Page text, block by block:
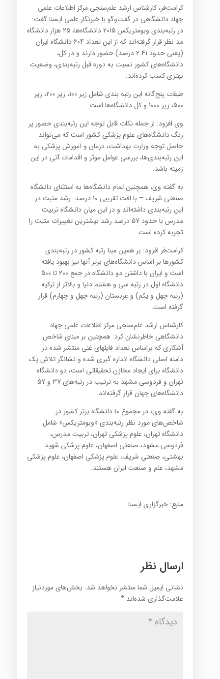
کرامت‌فر، کارشناس ارشد علم‌سنجی مرکز اطلاعات علمی
جهاد دانشگاهی در گفت‌و‌گو با خبرنگار علمی ایسنا گفت:
در رتبه‌بندی وبومتریکس 2015 دانشگاه‌ها، 25 هزار دانشگاه
مد نظر قرار گرفته‌اند که از این تعداد 604 دانشگاه ایران
(یعنی حدود 2.41 درصد) حضور دارند و در کل،
دانشگاه‌های کشور نسبت به دوره قبل رتبه‌بندی، وضعیت
بهتری کسب کرده‌اند.
طبقات پنج‌گانه این رتبه بندی شامل زیر 100، زیر 200، زیر
500، زیر 1000 و کل دانشگاه‌ها است.
وی افزود: از جمله نکات قابل توجه این رتبه‌بندی حضور پر
رنگ دانشگاه‌های علوم پزشکی کشور است که می‌تواند
حاصل توجه وزارت بهداشت، درمان و آموزش پزشکی به
این رتبه‌بندی‌ها، بررسی عوامل موثر و اقدامات آتی در این
زمینه باشد.
به گفته وی، همچنین تمام دانشگاه‌ها به استثنای دانشگاه
صنعتی شریف – با افت تقریبی 10 درصد- رشد مثبت در
این رتبه‌بندی داشته‌اند و در این میان دانشگاه تربیت
مدرس با حدود 57 درصد رشد بیشترین تغییرات مثبت را
تجربه کرده است.
کرامت‌فر افزود: بر همین مبنا رتبه‌ کشور در رتبه‌بندی
کشورها بر اساس دانشگاه‌های برتر آنها نیز بهبود یافته
است و ایران با داشتن دو دانشگاه در جمع 200 تا 500
دانشگاه اول در رتبه سی و هشتم دنیا و بالاتر از ترکیه
(رتبه چهل و یکم) و عربستان (رتبه چهل و چهارم) قرار
گرفته است.
کارشناس ارشد علم‌سنجی مرکز اطلاعات علمی جهاد
دانشگاهی خاطرنشان کرد: همچنین بر مبنای شاخص
آشکاری که براساس تعداد فایلهای غنی منتشر شده در
دامنه اصلی دانشگاه اندازه گیری شده و نشانگر تلاش یک
دانشگاه برای ایجاد مخازن تحقیقاتی است، دو دانشگاه
تهران و فردوسی مشهد به ترتیب در رتبه‌های 37 و 57
دانشگاه‌های جهان قرار گرفته‌اند.
به گفته وی، در مجموع 10 دانشگاه برتر کشور در
شاخص‌های مورد نظر رتبه‌بندی «وبومتریکس» شامل
دانشگاه تهران، علوم پزشکی تهران، تربیت مدرس،
فردوسی مشهد، صنعتی اصفهان،‌ علوم پزشکی شهید
بهشتی، صنعتی شریف، علوم پزشکی اصفهان، علوم پزشکی
مشهد، علم و صنعت ایران هستند.
منبع: خبرگزاری ایسنا
ارسال نظر
نشانی ایمیل شما منتشر نخواهد شد. بخش‌های موردنیاز
علامت‌گذاری شده‌اند *